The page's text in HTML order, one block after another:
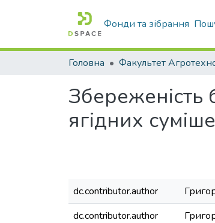
Фонди та зібрання
Головна
Збереженість
ягідних
dc.contributor.author
dc.contributor.author